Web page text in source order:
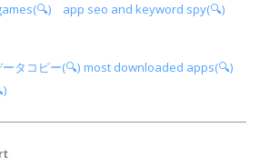
app seo and keyword spy(🔍)
タコピー(🔍) most downloaded apps(🔍)